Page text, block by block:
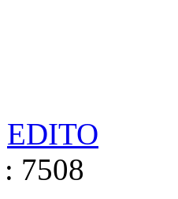
EDITO
7508